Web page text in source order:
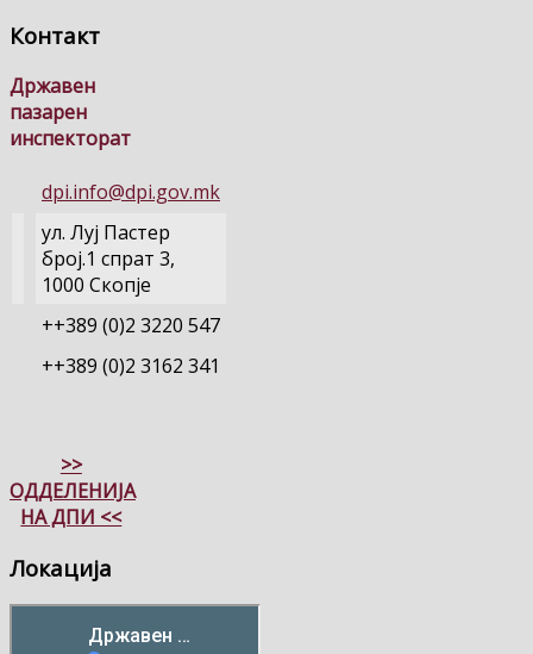
Контакт
Државен
пазарен
инспекторат
dpi.info@dpi.gov.mk
ул. Луј Пастер
број.1 спрат 3,
1000 Скопје
++389 (0)2 3220 547
++389 (0)2 3162 341
>>
ОДДЕЛЕНИЈА
НА ДПИ <<
Локација